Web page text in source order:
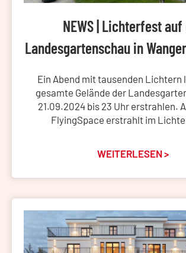
NEWS | Lichterfest
Landesgartenschau in
Ein Abend mit tausenden Lichtern
gesamte Gelände der
21.09.2024 bis 23 Uhr erstrahlen.
FlyingSpace erstrahlt im
WEITERLESEN >